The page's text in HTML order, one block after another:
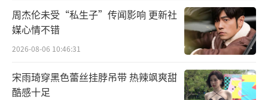
周杰伦未受“私生子”传闻影响 更新社
媒心情不错
2026-08-06 10:46:31
宋雨琦穿黑色蕾丝挂脖吊带 热辣飒爽甜
酷感十足